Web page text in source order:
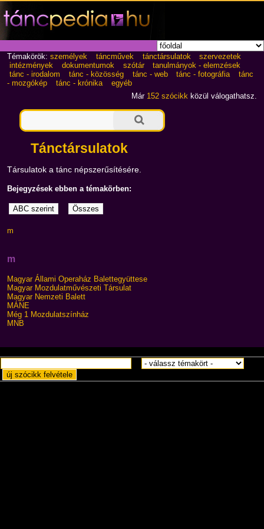
Témakörök: személyek táncművek tánctársulatok
szervezetek
intézmények
dokumentumok szótár
tanulmányok - elemzések
tánc - irodalom
tánc - közösség tánc - web tánc - fotográfia
tánc
- mozgókép
tánc - krónika
egyéb
Már 152 szócikk közül válogathatsz.
Tánctársulatok
Társulatok a tánc népszerűsítésére.
Bejegyzések ebben a témakörben:
m
m
Magyar Állami Operaház Balettegyüttese
Magyar Mozdulatművészeti Társulat
Magyar Nemzeti Balett
MÁNE
Még 1 Mozdulatszínház
MNB